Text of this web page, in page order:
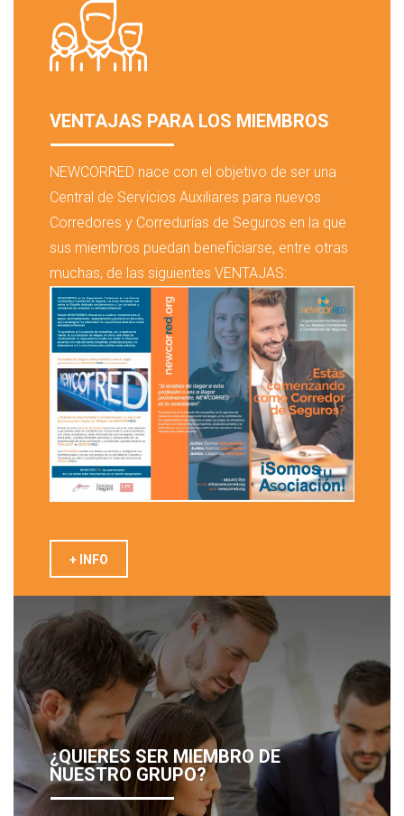
VENTAJAS PARA LOS MIEMBROS
NEWCORRED nace con el objetivo de ser una
Central de Servicios Auxiliares para nuevos
Corredores y Corredurías de Seguros en la que
sus miembros puedan beneficiarse, entre otras
muchas, de las siguientes VENTAJAS:
+ INFO
¿QUIERES SER MIEMBRO DE
NUESTRO GRUPO?